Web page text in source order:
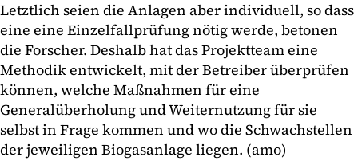
Letztlich seien die Anlagen aber individuell, so dass
eine eine Einzelfallprüfung nötig werde, betonen
die Forscher. Deshalb hat das Projektteam eine
Methodik entwickelt, mit der Betreiber überprüfen
können, welche Maßnahmen für eine
Generalüberholung und Weiternutzung für sie
selbst in Frage kommen und wo die Schwachstellen
der jeweiligen Biogasanlage liegen. (amo)